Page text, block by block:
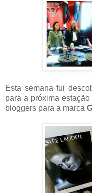
Esta semana fui
para a próxima
bloggers para a marca